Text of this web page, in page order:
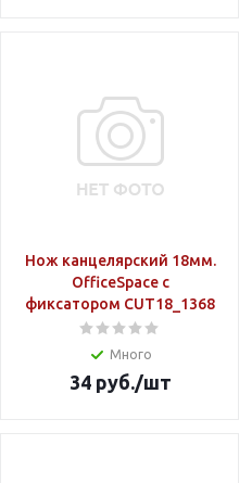
Нож канцелярский 18мм.
OfficeSpace с
фиксатором CUT18_1368
Много
34руб./шт